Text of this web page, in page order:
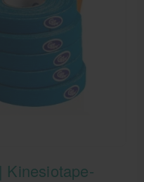
en massage
Kinesiotape-